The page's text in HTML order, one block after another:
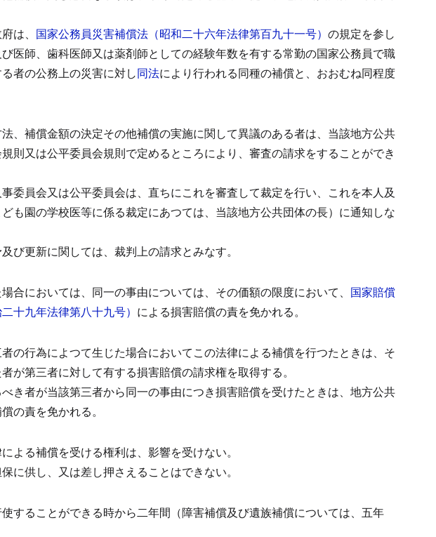
は、 国家公務員災害補償法（昭和二十六年法律第百九十一号） の規定を参し
医師、歯科医師又は薬剤師としての経験年数を有する常勤の国家公務員で職
者の公務上の災害に対し同法により行われる同種の補償と、おおむね同程度
、補償金額の決定その他補償の実施に関して異議のある者は、当該地方公共
則又は公平委員会規則で定めるところにより、審査の請求をすることができ
委員会又は公平委員会は、直ちにこれを審査して裁定を行い、これを本人及
も園の学校医等に係る裁定にあつては、当該地方公共団体の長）に通知しな
び更新に関しては、裁判上の請求とみなす。
合においては、同一の事由については、その価額の限度において、 国家賠償
十九年法律第八十九号） による損害賠償の責を免かれる。
の行為によつて生じた場合においてこの法律による補償を行つたときは、そ
が第三者に対して有する損害賠償の請求権を取得する。
き者が当該第三者から同一の事由につき損害賠償を受けたときは、地方公共
の責を免かれる。
よる補償を受ける権利は、影響を受けない。
に供し、又は差し押さえることはできない。
することができる時から二年間（障害補償及び遺族補償については、五年